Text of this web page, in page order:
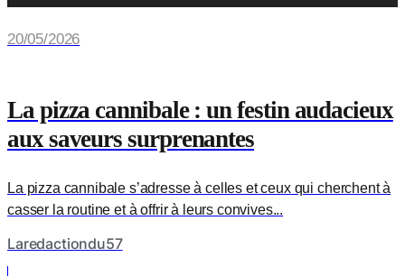
20/05/2026
La pizza cannibale : un festin audacieux
aux saveurs surprenantes
La pizza cannibale s’adresse à celles et ceux qui cherchent à
casser la routine et à offrir à leurs convives...
Laredactiondu57